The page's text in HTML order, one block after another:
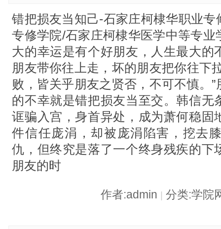
错把损友当知己-石家庄柯棣华职业
专修学院/石家庄柯棣华医学中等专
大的幸运是有个好朋友，人生最大的
朋友带你往上走，坏的朋友把你往下
败，皆关乎朋友之贤否，不可不慎。
的不幸就是错把损友当至交。韩信无
诓骗入宫，身首异处，成为萧何稳固
件信任庞涓，却被庞涓陷害，挖去
仇，但终究是落了一个终身残疾的下
朋友的时
作者:admin | 分类:学院